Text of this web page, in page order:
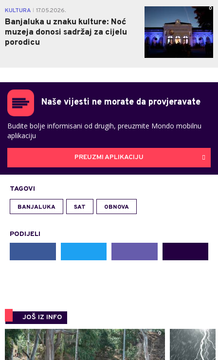
KULTURA 17.05.2026.
Banjaluka u znaku kulture: Noć
muzeja donosi sadržaj za cijelu
porodicu
0
Naše vijesti ne morate da provjeravate
Budite bolje informisani od drugih, preuzmite Mondo mobilnu
aplikaciju
PREUZMI APLIKACIJU
TAGOVI
BANJALUKA SAT OBNOVA
PODIJELI
JOŠ IZ INFO
0